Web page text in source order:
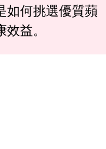
如何挑選優質蘋
益。